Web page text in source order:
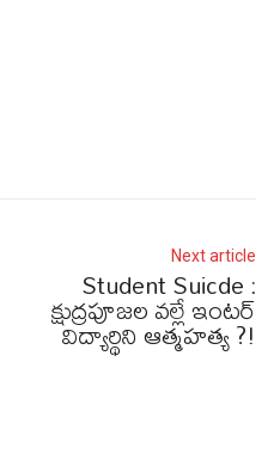
Next article
Student Suicde :
క్షుద్రపూజల వల్లే ఇంటర్‌
విద్యార్థిని ఆత్మహత్య ?!